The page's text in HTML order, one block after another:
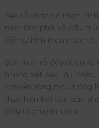
Sẹo rỗ chân đá nhọn
mụn làm phá vỡ cấu
đến sự hình thành các
Sẹo mụn rỗ đáy nhọn là
những vết sẹo lâu
chuyển sang màu trắng
thực hiện bởi các bác sĩ
điều trị chuyên khoa.